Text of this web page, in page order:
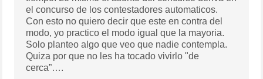
el concurso de los contestadores automaticos.
Con esto no quiero decir que este en contra del
modo, yo practico el modo igual que la mayoria.
Solo planteo algo que veo que nadie contempla.
Quiza por que no les ha tocado vivirlo "de
cerca”….